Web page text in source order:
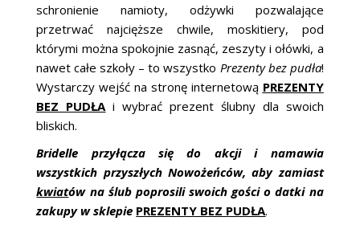
schronienie namioty, odżywki pozwalające
przetrwać najcięższe chwile, moskitiery, pod
którymi można spokojnie zasnąć, zeszyty i ołówki, a
nawet całe szkoły – to wszystko Prezenty bez pudła!
Wystarczy wejść na stronę internetową PREZENTY
BEZ PUDŁA i wybrać prezent ślubny dla swoich
bliskich.
Bridelle przyłącza się do akcji i namawia
wszystkich przyszłych Nowożeńców, aby zamiast
kwiatów na ślub poprosili swoich gości o datki na
zakupy w sklepie PREZENTY BEZ PUDŁA.